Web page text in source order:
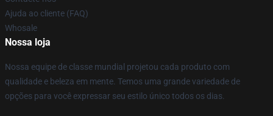
Ajuda ao cliente (FAQ)
Whosale
Nossa loja
Nossa equipe de classe mundial projetou cada produto com
qualidade e beleza em mente. Temos uma grande variedade de
opções para você expressar seu estilo único todos os dias.